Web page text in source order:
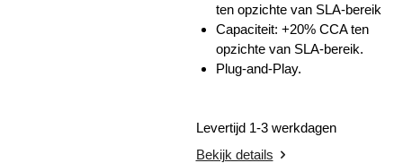
ten opzichte van SLA-bereik
Capaciteit: +20% CCA ten
opzichte van SLA-bereik.
Plug-and-Play.
Levertijd 1-3 werkdagen
Bekijk details